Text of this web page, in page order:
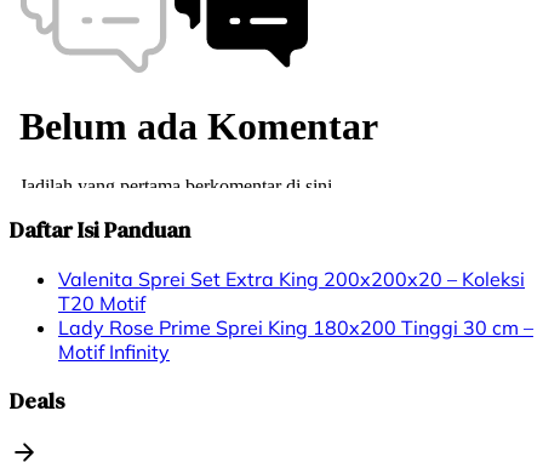
Daftar Isi Panduan
Valenita Sprei Set Extra King 200x200x20 – Koleksi
T20 Motif
Lady Rose Prime Sprei King 180x200 Tinggi 30 cm –
Motif Infinity
Deals